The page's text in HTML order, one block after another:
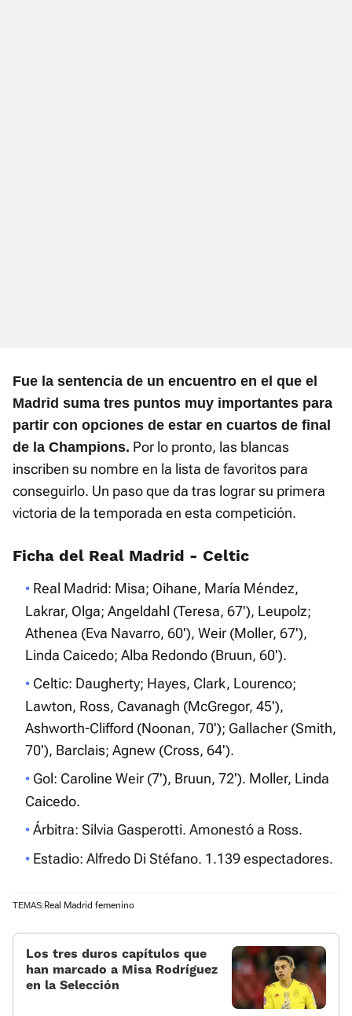
Fue la sentencia de un encuentro en el que el
Madrid suma tres puntos muy importantes para
partir con opciones de estar en cuartos de final
de la Champions. Por lo pronto, las blancas
inscriben su nombre en la lista de favoritos para
conseguirlo. Un paso que da tras lograr su primera
victoria de la temporada en esta competición.
Ficha del Real Madrid - Celtic
Real Madrid: Misa; Oihane, María Méndez,
Lakrar, Olga; Angeldahl (Teresa, 67'), Leupolz;
Athenea (Eva Navarro, 60'), Weir (Moller, 67'),
Linda Caicedo; Alba Redondo (Bruun, 60').
Celtic: Daugherty; Hayes, Clark, Lourenco;
Lawton, Ross, Cavanagh (McGregor, 45'),
Ashworth-Clifford (Noonan, 70'); Gallacher (Smith,
70'), Barclais; Agnew (Cross, 64').
Gol: Caroline Weir (7'), Bruun, 72'). Moller, Linda
Caicedo.
Árbitra: Silvia Gasperotti. Amonestó a Ross.
Estadio: Alfredo Di Stéfano. 1.139 espectadores.
TEMAS: Real Madrid femenino
Los tres duros capítulos que
han marcado a Misa Rodríguez
en la Selección